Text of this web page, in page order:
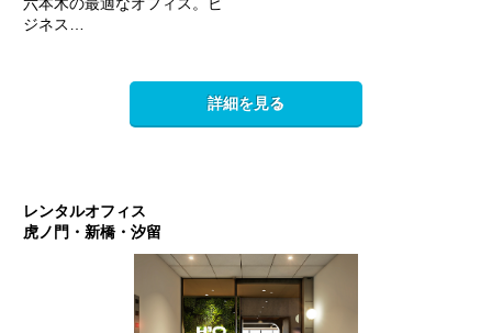
ジネス…
詳細を見る
レンタルオフィス
虎ノ門・新橋・汐留